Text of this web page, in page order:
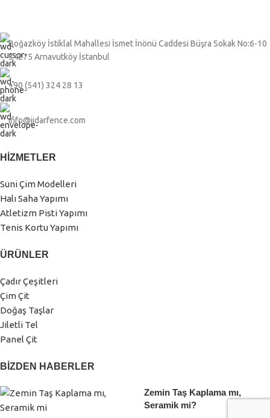
Boğazköy İstiklal Mahallesi İsmet İnönü Caddesi Büşra Sokak No:6-10
34275 Arnavutköy İstanbul
+90 (541) 324 28 13
info@jidarfence.com
HIZMETLER
Suni Çim Modelleri
Halı Saha Yapımı
Atletizm Pisti Yapımı
Tenis Kortu Yapımı
ÜRÜNLER
Çadır Çeşitleri
Çim Çit
Doğaş Taşlar
Jiletli Tel
Panel Çit
BIZDEN HABERLER
Zemin Taş Kaplama mı,
Seramik mi?